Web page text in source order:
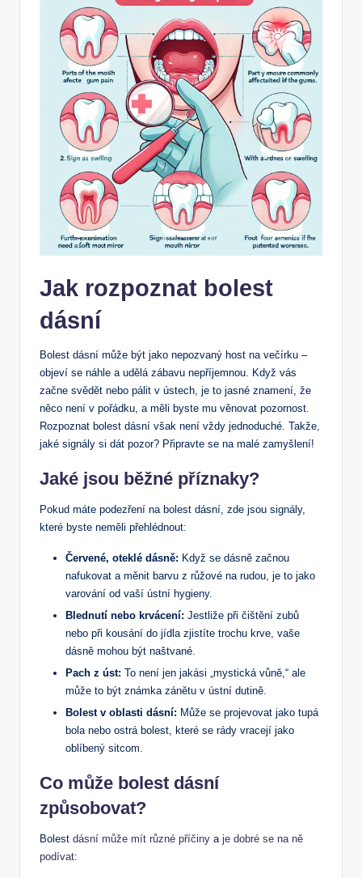
Jak rozpoznat bolest
dásní
Bolest dásní může být jako nepozvaný host na večírku –
objeví se náhle a udělá zábavu nepříjemnou. Když vás
začne svědět nebo pálit v ústech, je to jasné znamení, že
něco není v pořádku, a měli byste mu věnovat pozornost.
Rozpoznat bolest dásní však není vždy jednoduché. Takže,
jaké signály si dát pozor? Připravte se na malé zamyšlení!
Jaké jsou běžné příznaky?
Pokud máte podezření na bolest dásní, zde jsou signály,
které byste neměli přehlédnout:
Červené, oteklé dásně: Když se dásně začnou
nafukovat a měnit barvu z růžové na rudou, je to jako
varování od vaší ústní hygieny.
Blednutí nebo krvácení: Jestliže při čištění zubů
nebo při kousání do jídla zjistíte trochu krve, vaše
dásně mohou být naštvané.
Pach z úst: To není jen jakási „mystická vůně,“ ale
může to být známka zánětu v ústní dutině.
Bolest v oblasti dásní: Může se projevovat jako tupá
bola nebo ostrá bolest, které se rády vracejí jako
oblíbený sitcom.
Co může bolest dásní
způsobovat?
Bolest dásní může mít různé příčiny a je dobré se na ně
podívat: